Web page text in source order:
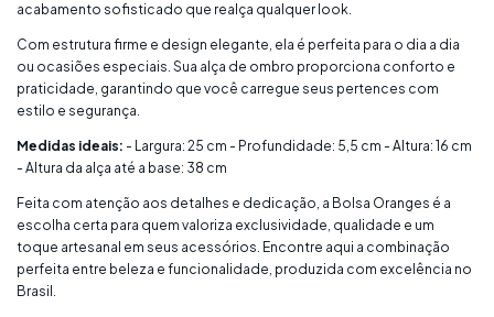
acabamento sofisticado que realça qualquer look.
Com estrutura firme e design elegante, ela é perfeita para o dia a dia
ou ocasiões especiais. Sua alça de ombro proporciona conforto e
praticidade, garantindo que você carregue seus pertences com
estilo e segurança.
Medidas ideais: - Largura: 25 cm - Profundidade: 5,5 cm - Altura: 16 cm
- Altura da alça até a base: 38 cm
Feita com atenção aos detalhes e dedicação, a Bolsa Oranges é a
escolha certa para quem valoriza exclusividade, qualidade e um
toque artesanal em seus acessórios. Encontre aqui a combinação
perfeita entre beleza e funcionalidade, produzida com excelência no
Brasil.